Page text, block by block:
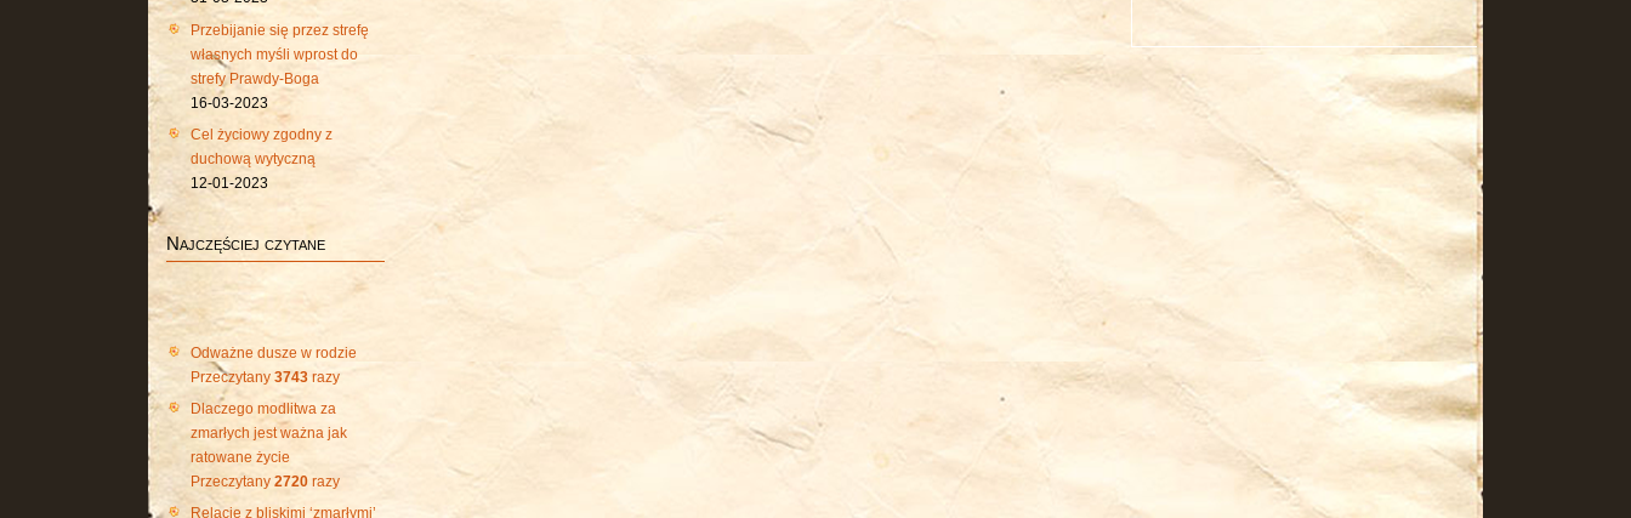
Przebijanie się przez strefę
własnych myśli wprost do
strefy Prawdy-Boga
16-03-2023
Cel życiowy zgodny z
duchową wytyczną
12-01-2023
Najczęściej czytane
Odważne dusze w rodzie
Przeczytany 3743 razy
Dlaczego modlitwa za
zmarłych jest ważna jak
ratowane życie
Przeczytany 2720 razy
Relacje z bliskimi ‘zmarłymi’